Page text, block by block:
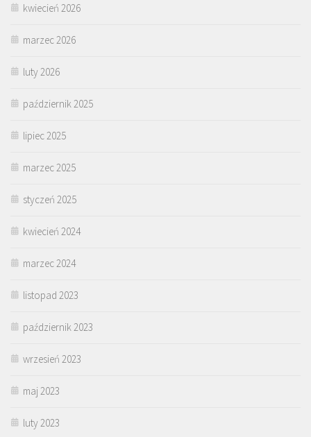
kwiecień 2026
marzec 2026
luty 2026
październik 2025
lipiec 2025
marzec 2025
styczeń 2025
kwiecień 2024
marzec 2024
listopad 2023
październik 2023
wrzesień 2023
maj 2023
luty 2023